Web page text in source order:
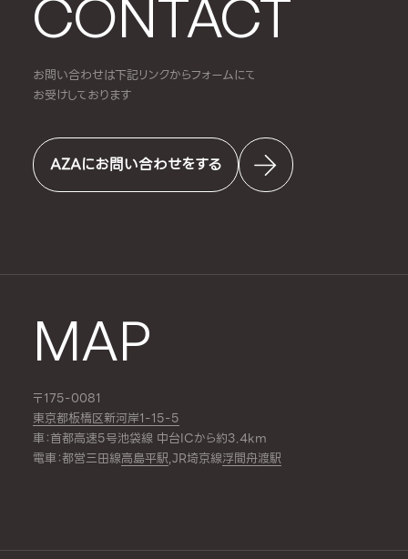
CONTACT
お問い合わせは下記リンクからフォームにて
お受けしております
AZAにお問い合わせをする
MAP
〒175-0081
東京都板橋区新河岸1-15-5
車：首都高速5号池袋線 中台ICから約3.4km
電車：都営三田線高島平駅,JR埼京線浮間舟渡駅